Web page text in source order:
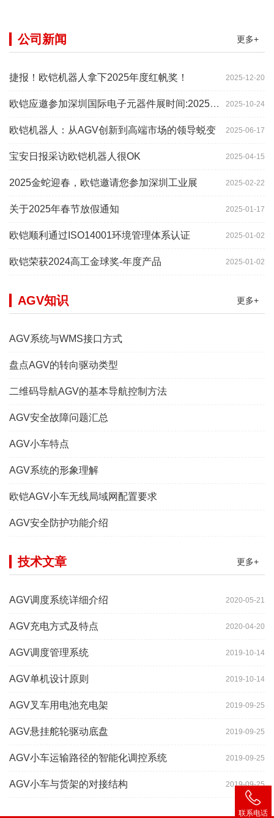
更多+
公司新闻
2025-12-20
捷报！欧铠机器人拿下2025年度红帆奖！
2025-10-24
欧铠应邀参加深圳国际电子元器件展时间:2025年10月28-
2025-06-17
欧铠机器人：从AGV创新到高端市场的领导蜕变
2025-04-15
宝安日报采访欧铠机器人很OK
2025-02-22
2025金蛇迎春，欧铠邀请您参加深圳工业展
2025-01-17
关于2025年春节放假通知
2025-01-02
欧铠顺利通过ISO14001环境管理体系认证
2025-01-02
欧铠荣获2024高工金球奖-年度产品
更多+
AGV知识
AGV系统与WMS接口方式
盘点AGV的转向驱动类型
二维码导航AGV的基本导航控制方法
AGV安全故障问题汇总
AGV小车特点
AGV系统的形象理解
欧铠AGV小车无线局域网配置要求
AGV安全防护功能介绍
更多+
技术文章
2020-05-21
AGV调度系统详细介绍
2020-04-20
AGV充电方式及特点
2019-10-14
AGV调度管理系统
2019-10-14
AGV单机设计原则
2019-09-25
AGV叉车用电池充电架
2019-09-25
AGV悬挂舵轮驱动底盘
2019-09-25
AGV小车运输路径的智能化调控系统
2019-09-25
AGV小车与货架的对接结构
联系电话